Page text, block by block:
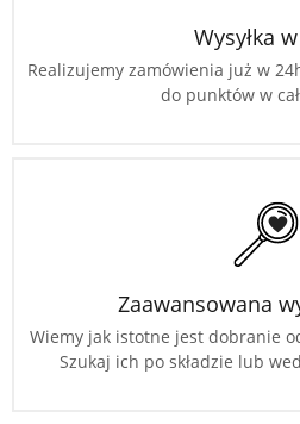
Wysyłka
Realizujemy zamówienia już w
do punktów w
Zaawansowana
Wiemy jak istotne jest dobranie
Szukaj ich po składzie lub